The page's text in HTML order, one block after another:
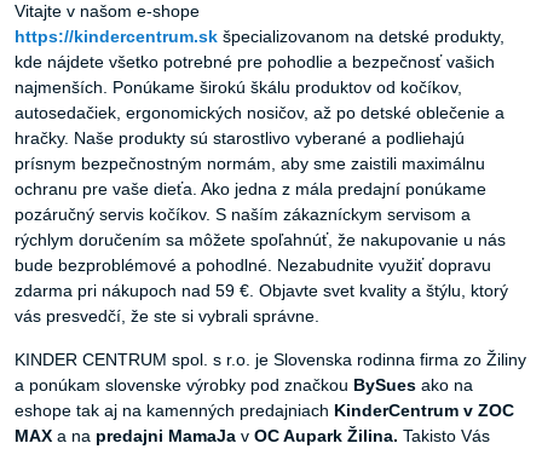
Vitajte v našom e-shope
https://kindercentrum.sk špecializovanom na detské produkty,
kde nájdete všetko potrebné pre pohodlie a bezpečnosť vašich
najmenších. Ponúkame širokú škálu produktov od kočíkov,
autosedačiek, ergonomických nosičov, až po detské oblečenie a
hračky. Naše produkty sú starostlivo vyberané a podliehajú
prísnym bezpečnostným normám, aby sme zaistili maximálnu
ochranu pre vaše dieťa. Ako jedna z mála predajní ponúkame
pozáručný servis kočíkov. S naším zákazníckym servisom a
rýchlym doručením sa môžete spoľahnúť, že nakupovanie u nás
bude bezproblémové a pohodlné. Nezabudnite využiť dopravu
zdarma pri nákupoch nad 59 €. Objavte svet kvality a štýlu, ktorý
vás presvedčí, že ste si vybrali správne.
KINDER CENTRUM spol. s r.o. je Slovenska rodinna firma zo Žiliny
a ponúkam slovenske výrobky pod značkou BySues ako na
eshope tak aj na kamenných predajniach KinderCentrum v ZOC
MAX a na predajni MamaJa v OC Aupark Žilina. Takisto Vás